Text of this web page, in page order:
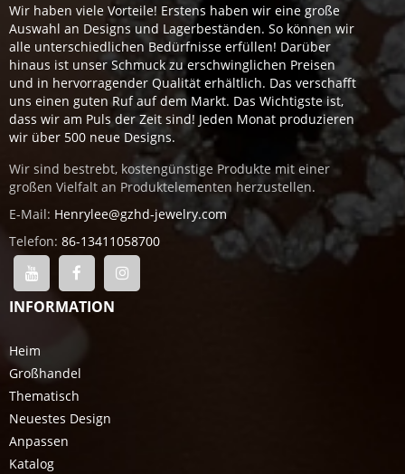
Wir haben viele Vorteile! Erstens haben wir eine große
Auswahl an Designs und Lagerbeständen. So können wir
alle unterschiedlichen Bedürfnisse erfüllen! Darüber
hinaus ist unser Schmuck zu erschwinglichen Preisen
und in hervorragender Qualität erhältlich. Das verschafft
uns einen guten Ruf auf dem Markt. Das Wichtigste ist,
dass wir am Puls der Zeit sind! Jeden Monat produzieren
wir über 500 neue Designs.
Wir sind bestrebt, kostengünstige Produkte mit einer
großen Vielfalt an Produktelementen herzustellen.
E-Mail: Henrylee@gzhd-jewelry.com
Telefon: 86-13411058700
INFORMATION
Heim
Großhandel
Thematisch
Neuestes Design
Anpassen
Katalog